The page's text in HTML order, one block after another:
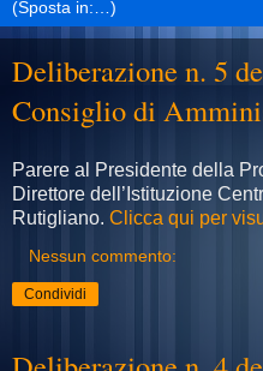
Deliberazione n. 5
Consiglio di
Parere al Presidente della
Direttore dell’Istituzione
Rutigliano. Clicca qui per
Nessun commento:
Condividi